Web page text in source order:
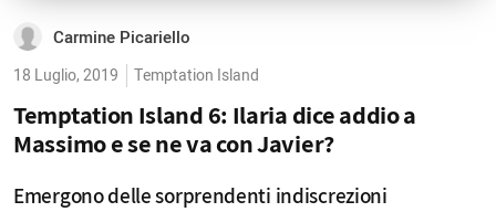
Carmine Picariello
18 Luglio, 2019 Temptation Island
Temptation Island 6: Ilaria dice addio a
Massimo e se ne va con Javier?
Emergono delle sorprendenti indiscrezioni